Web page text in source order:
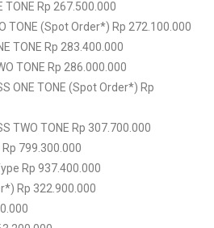
TONE Rp 267.500.000
TONE (Spot Order*) Rp 272.100.000
TONE Rp 283.400.000
TONE Rp 286.000.000
ONE TONE (Spot Order*) Rp
TWO TONE Rp 307.700.000
799.300.000
Rp 937.400.000
Rp 322.900.000